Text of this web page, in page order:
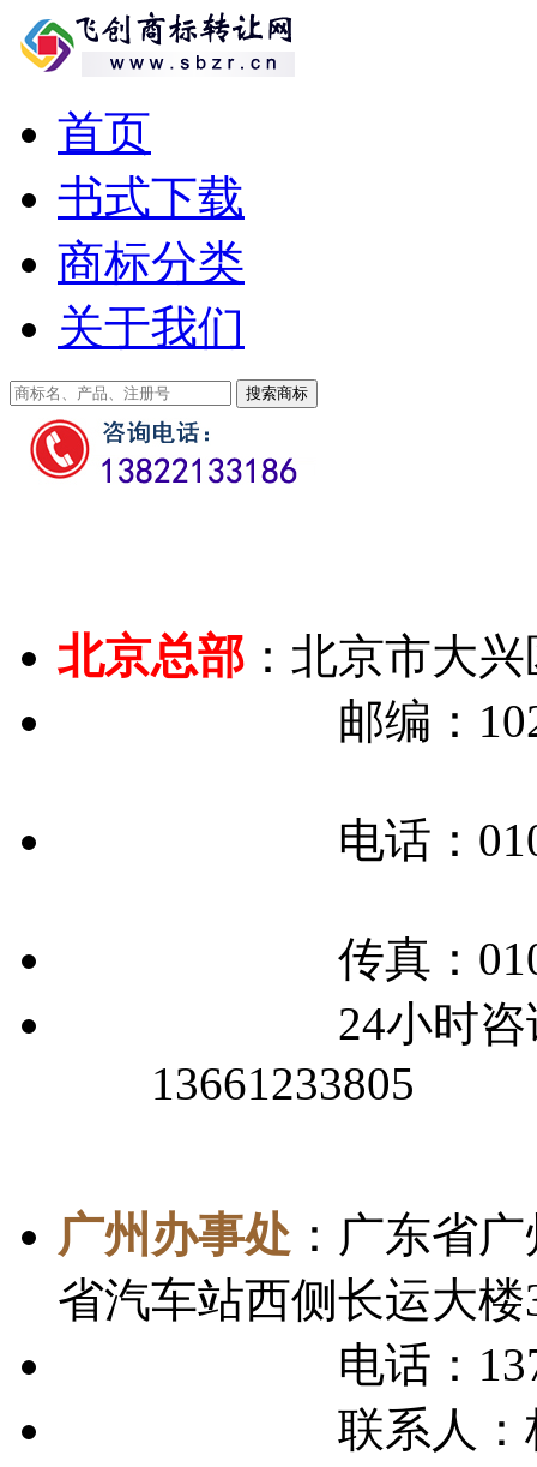
首页
书式下载
商标分类
关于我们
北京总部 ：北京市大
邮编：
电话：010-
传真：010-
24小时咨询电话
13661233805
广州办事处 ：广东省
省汽车站西侧长运大楼
电话：
联系人：杨